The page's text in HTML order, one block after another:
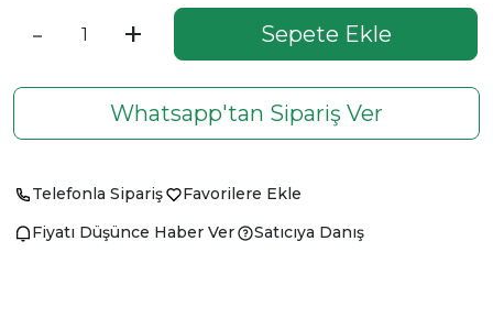
- + Sepete Ekle
Whatsapp'tan Sipariş Ver
Telefonla Sipariş
Favorilere Ekle
Fiyatı Düşünce Haber Ver
Satıcıya Danış